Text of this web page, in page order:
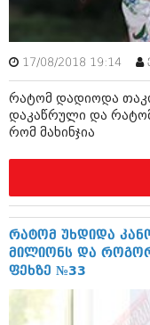
ოქტომბერი
სექტემბერი
ივლისი
დეკემბერი
ოქტომბერი
აგვისტო
აგვისტო
ივნისი
ნოემბერი
17/08/2018 19:14
რატომ დადიოდა
დაკაწრული და რატომ
რომ მახინჯია
რატომ უხდიდა
მილიონს და როგორ
ფეხზე №33